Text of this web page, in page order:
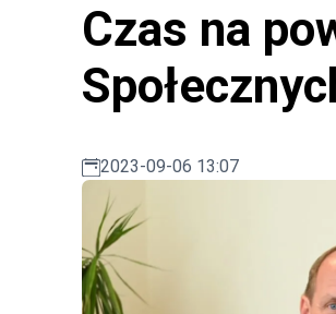
Czas na
2023-09-06 13:07